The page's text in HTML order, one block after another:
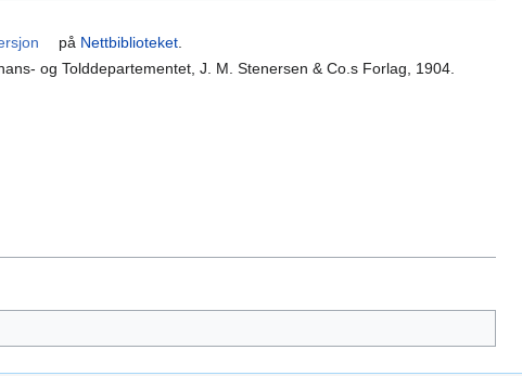
på Nettbiblioteket.
og Tolddepartementet, J. M. Stenersen & Co.s Forlag, 1904.